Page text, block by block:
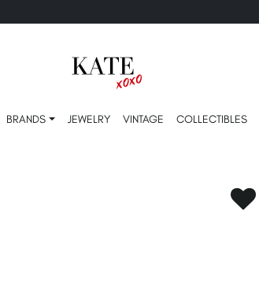
BRANDS JEWELRY VINTAGE COLLECTIBLES